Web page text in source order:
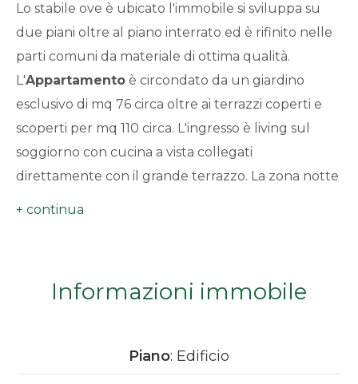
Lo stabile ove è ubicato l'immobile si sviluppa su
due piani oltre al piano interrato ed è rifinito nelle
parti comuni da materiale di ottima qualità.
L'Appartamento è circondato da un giardino
esclusivo di mq 76 circa oltre ai terrazzi coperti e
scoperti per mq 110 circa. L'ingresso è living sul
soggiorno con cucina a vista collegati
direttamente con il grande terrazzo. La zona notte
risulta ben disimpegnata e vi troviamo due camere
mq 41 circa con possibilità di ricoverare due
Informazioni immobile
Piano: Edificio
Bagni
minimi
Qualsiasi
1
2